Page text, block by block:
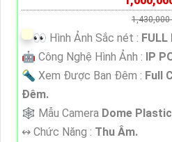
1,430,000
️👀 Hình Ảnh Sắc nét : FULL
🤖️ Công Nghệ Hình Ảnh : IP
🔦 Xem Được Ban Đêm : Full
Ðêm.
🕸️ Mẫu Camera Dome
️↭ Chức Năng : Thu Âm.